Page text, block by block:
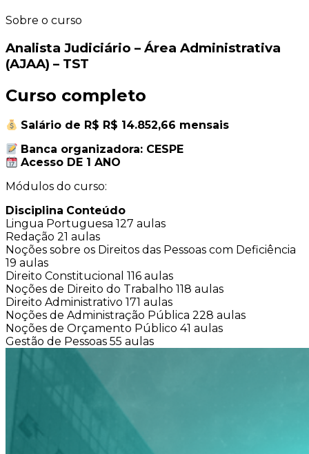
Sobre o curso
Analista Judiciário – Área Administrativa
(AJAA) – TST
Curso completo
Salário de R$ R$ 14.852,66 mensais
Banca organizadora: CESPE
Acesso DE 1 ANO
Módulos do curso:
Disciplina Conteúdo
Lingua Portuguesa 127 aulas
Redação 21 aulas
Noções sobre os Direitos das Pessoas com Deficiência
19 aulas
Direito Constitucional 116 aulas
Noções de Direito do Trabalho 118 aulas
Direito Administrativo 171 aulas
Noções de Administração Pública 228 aulas
Noções de Orçamento Público 41 aulas
Gestão de Pessoas 55 aulas